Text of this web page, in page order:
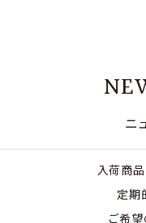
ニ
入荷商品
定期
ご希望